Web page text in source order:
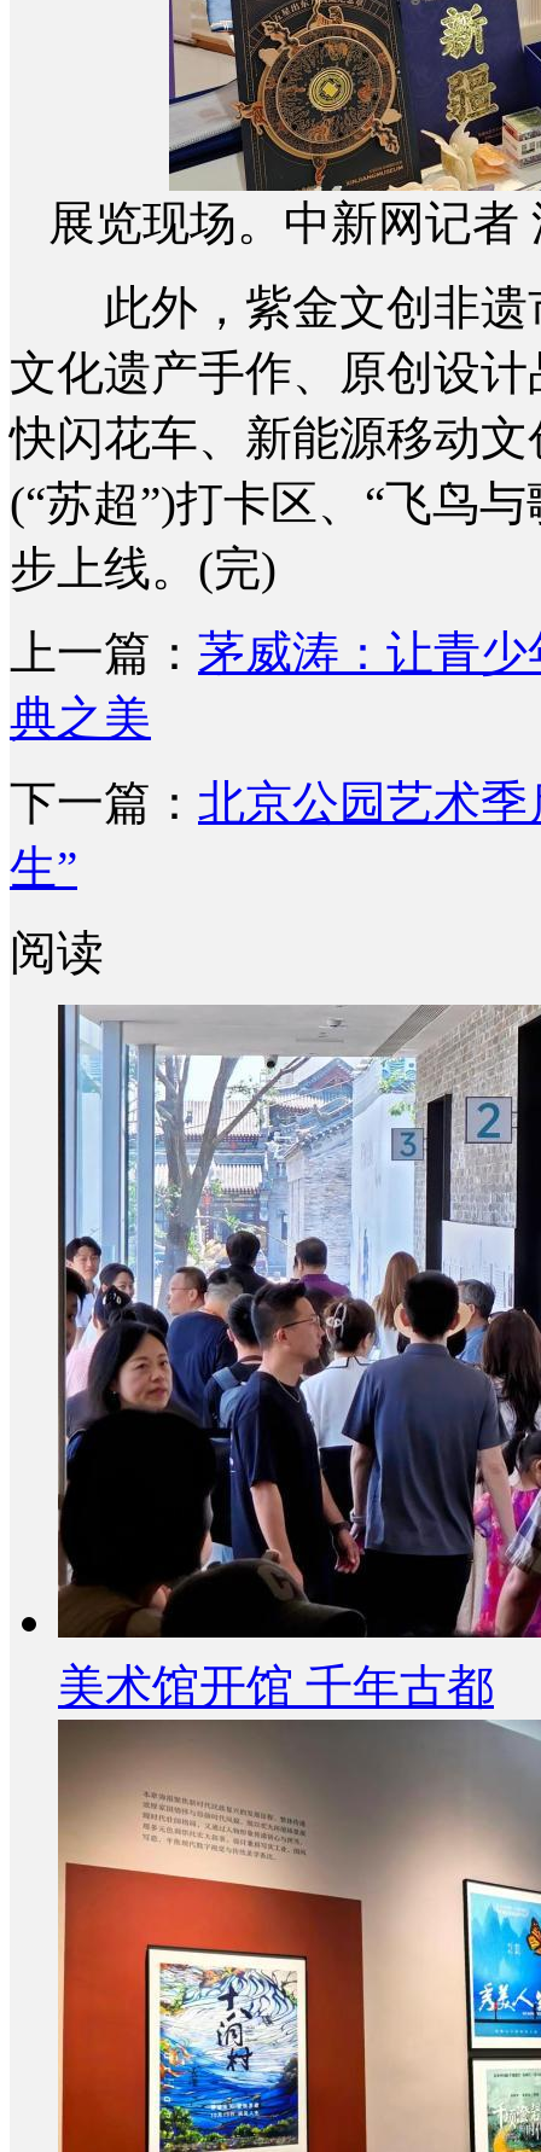
展览现场。中新网记者
此外，紫金文创非遗
文化遗产手作、原创设
快闪花车、新能源移动
(“苏超”)打卡区、“飞鸟
步上线。(完)
上一篇： 茅威涛：让青
典之美
下一篇： 北京公园艺术季
生”
阅读
美术馆开馆 千年古都